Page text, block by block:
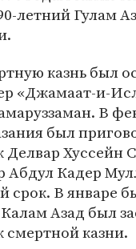
летний Гулам
казнь был
«Джамаат-и-
В
был
Хуссейн
Абдул Кадер
срок. В январе
Азад был
смертной казни.